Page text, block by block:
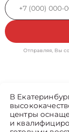
Отправляя, Вы
В
центры
и